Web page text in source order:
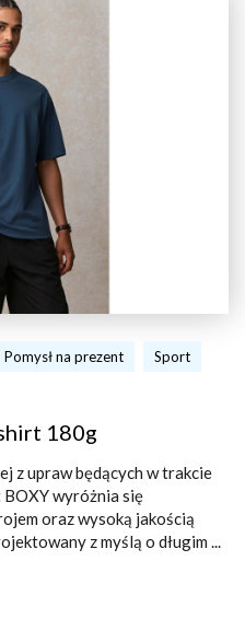
Pomysł na prezent
Sport
180g
z upraw będących w trakcie
wyróżnia się
oraz wysoką jakością
z myślą o długim ...